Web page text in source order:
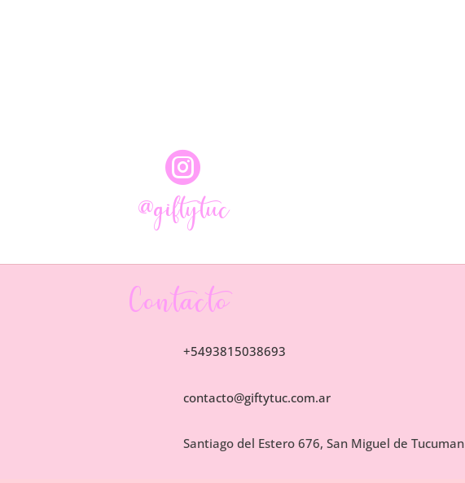

@giftytuc
Contacto
+5493815038693
contacto@giftytuc.com.ar
Santiago del Estero 676, San Miguel de Tucuman